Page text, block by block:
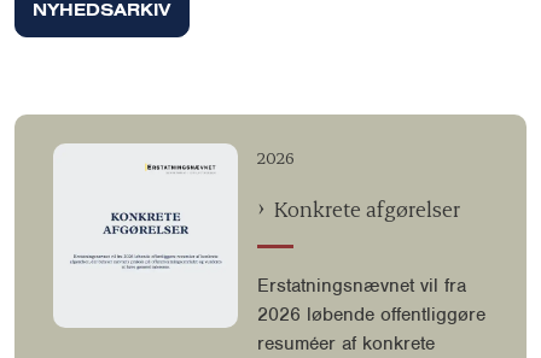
NYHEDSARKIV
2026
Konkrete afgørelser
Erstatningsnævnet vil fra
2026 løbende offentliggøre
resuméer af konkrete